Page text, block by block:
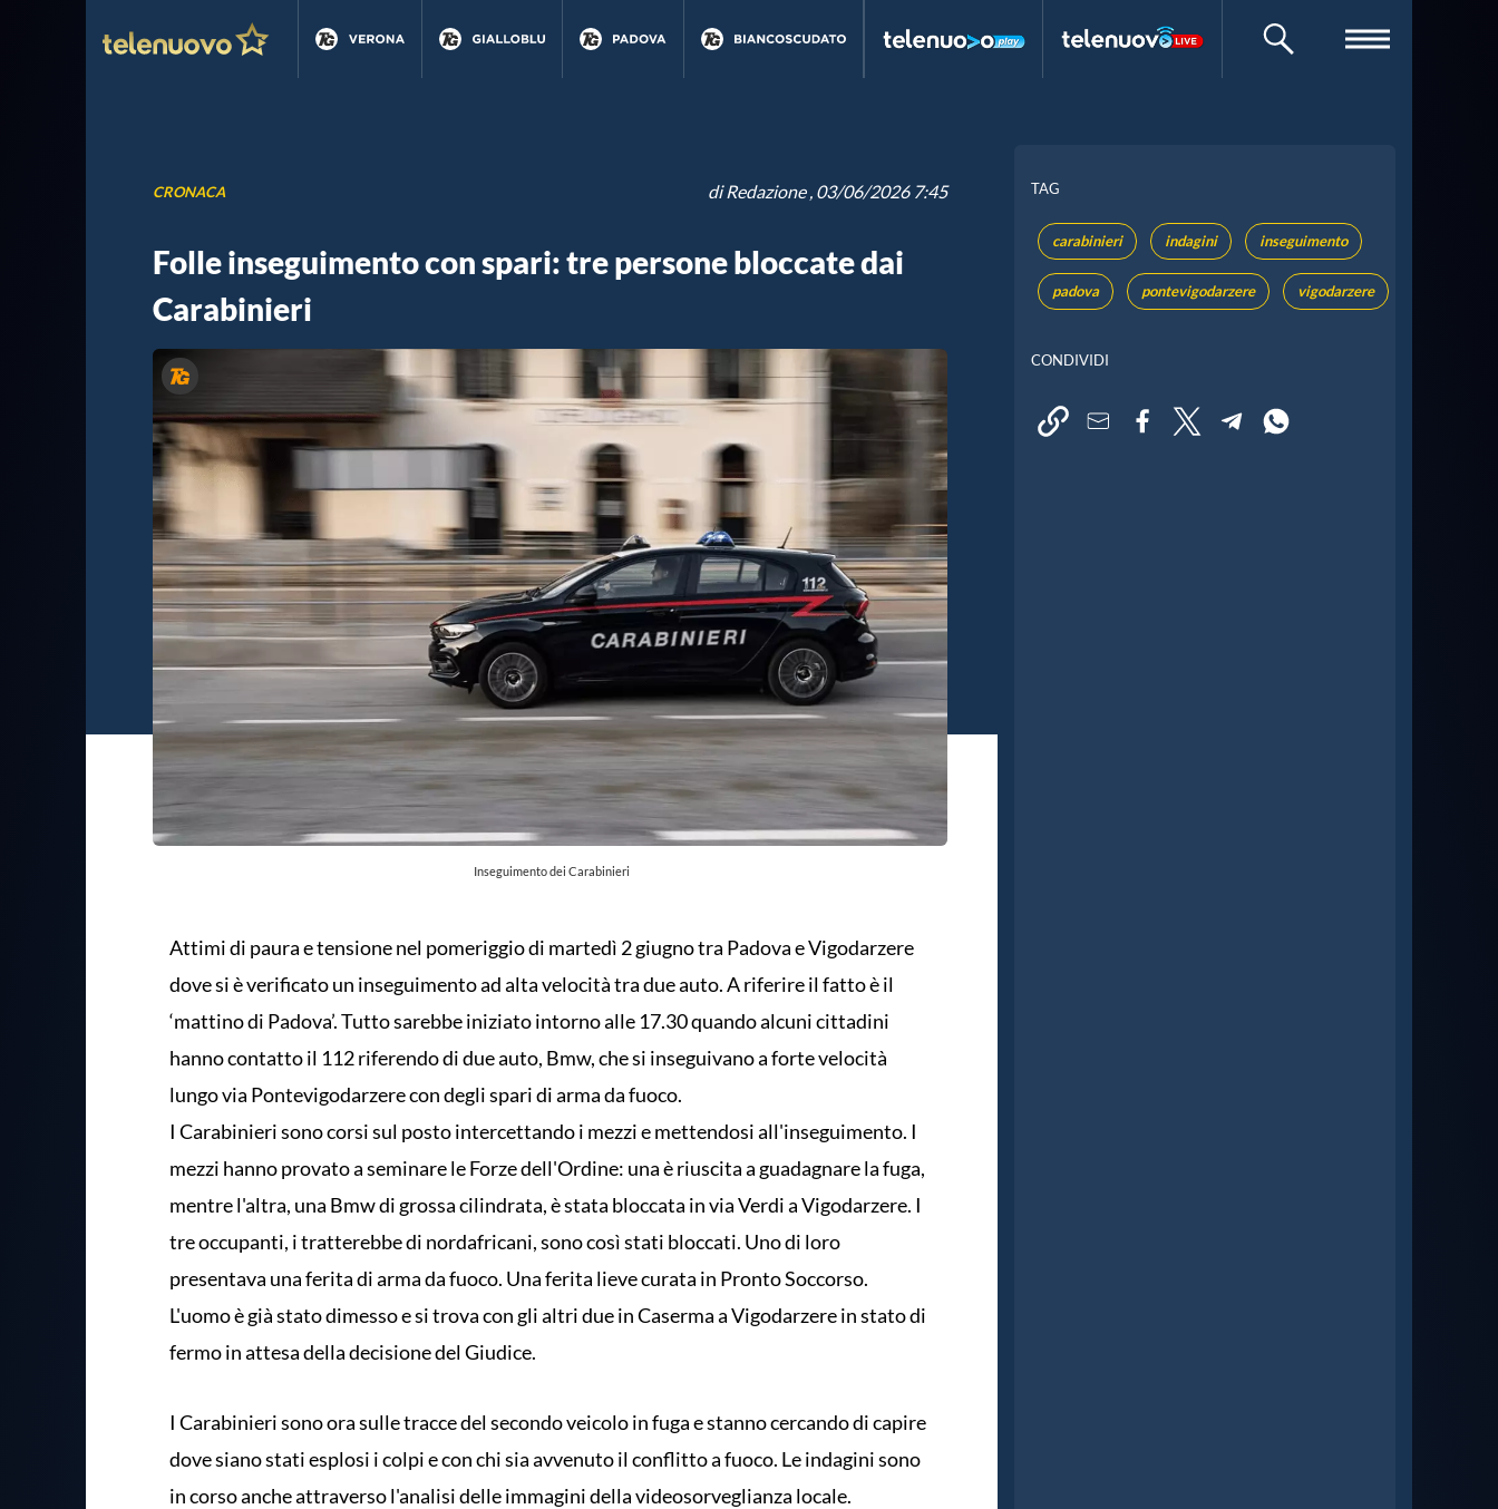
CERCA
CRONACA diRedazione, 03/06/2026 7:45
Folle inseguimento con spari: tre persone bloccate dai
Carabinieri
Inseguimento dei Carabinieri
Attimi di paura e tensione nel pomeriggio di martedì 2 giugno tra Padova e Vigodarzere
dove si è verificato un inseguimento ad alta velocità tra due auto. A riferire il fatto è il
‘mattino di Padova’. Tutto sarebbe iniziato intorno alle 17.30 quando alcuni cittadini
hanno contatto il 112 riferendo di due auto, Bmw, che si inseguivano a forte velocità
lungo via Pontevigodarzere con degli spari di arma da fuoco.
I Carabinieri sono corsi sul posto intercettando i mezzi e mettendosi all'inseguimento. I
mezzi hanno provato a seminare le Forze dell'Ordine: una è riuscita a guadagnare la fuga,
mentre l'altra, una Bmw di grossa cilindrata, è stata bloccata in via Verdi a Vigodarzere. I
tre occupanti, i tratterebbe di nordafricani, sono così stati bloccati. Uno di loro
presentava una ferita di arma da fuoco. Una ferita lieve curata in Pronto Soccorso.
L'uomo è già stato dimesso e si trova con gli altri due in Caserma a Vigodarzere in stato di
fermo in attesa della decisione del Giudice.
I Carabinieri sono ora sulle tracce del secondo veicolo in fuga e stanno cercando di capire
dove siano stati esplosi i colpi e con chi sia avvenuto il conflitto a fuoco. Le indagini sono
in corso anche attraverso l'analisi delle immagini della videosorveglianza locale.
TAG
carabinieri indagini inseguimento
padova pontevigodarzere vigodarzere
CONDIVIDI